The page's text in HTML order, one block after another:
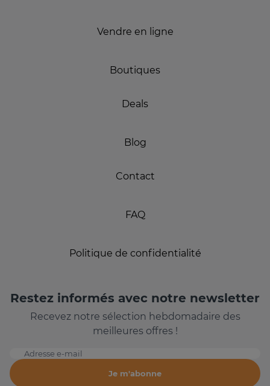
Vendre en ligne
Boutiques
Deals
Blog
Contact
FAQ
Politique de confidentialité
Restez informés avec notre newsletter
Recevez notre sélection hebdomadaire des
meilleures offres !
Adresse e-mail
Je m'abonne